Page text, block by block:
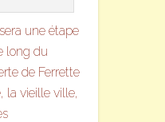
une étape
long du
de Ferrette
la vieille ville,